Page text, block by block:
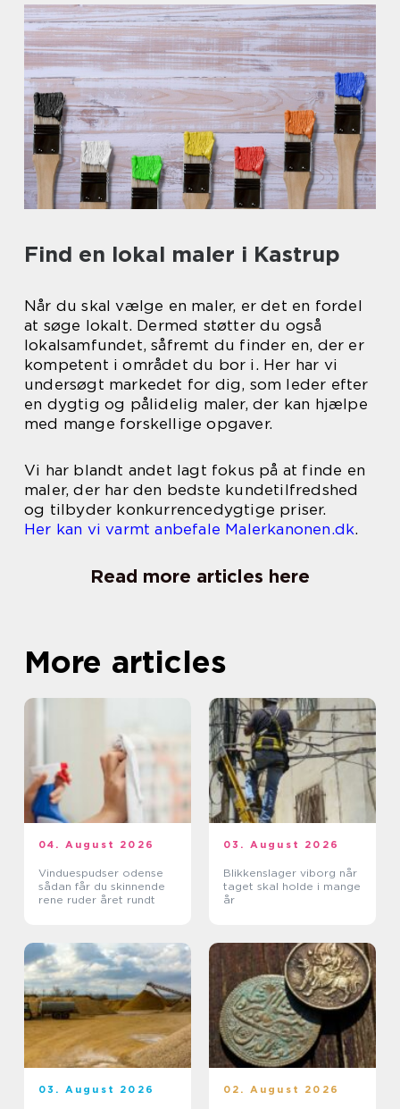
Find en lokal maler i Kastrup
Når du skal vælge en maler, er det en fordel
at søge lokalt. Dermed støtter du også
lokalsamfundet, såfremt du finder en, der er
kompetent i området du bor i. Her har vi
undersøgt markedet for dig, som leder efter
en dygtig og pålidelig maler, der kan hjælpe
med mange forskellige opgaver.
Vi har blandt andet lagt fokus på at finde en
maler, der har den bedste kundetilfredshed
og tilbyder konkurrencedygtige priser.
Her kan vi varmt anbefale Malerkanonen.dk.
Read more articles here
More articles
04. August 2026
Vinduespudser odense
sådan får du skinnende
rene ruder året rundt
03. August 2026
Blikkenslager viborg når
taget skal holde i mange
år
03. August 2026 02. August 2026